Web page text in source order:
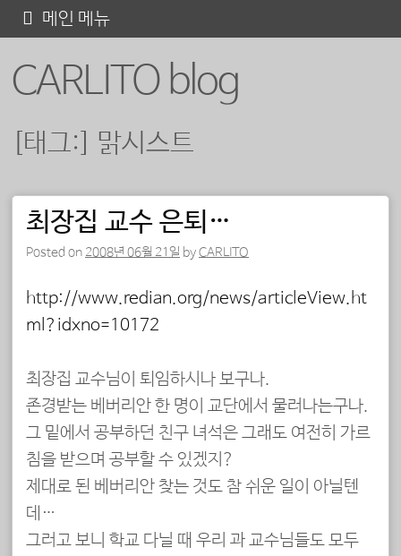
CARLITO blog
메인 메뉴
텐
[태그:] 맑시스트
포스트 내비게이션
최장집 교수 은퇴…
Posted on 2008년 06월 21일 byCARLITO
http://www.redian.org/news/articleView.ht
ml?idxno=10172
최장집 교수님이 퇴임하시나 보구나.
존경받는 베버리안 한 명이 교단에서 물러나는구나.
그 밑에서 공부하던 친구 녀석은 그래도 여전히 가르
침을 받으며 공부할 수 있겠지?
제대로 된 베버리안 찾는 것도 참 쉬운 일이 아닐텐
데…
그러고 보니 학교 다닐 때 우리 과 교수님들도 모두